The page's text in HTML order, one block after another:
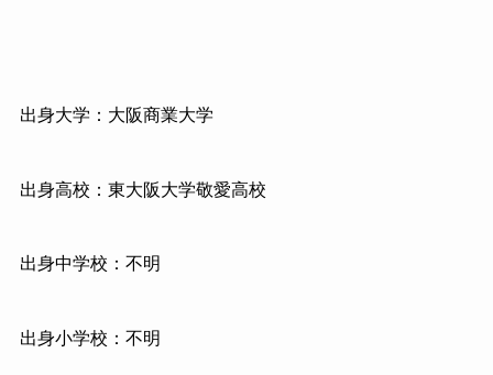
出身大学：大阪商業大学
出身高校：東大阪大学敬愛高校
出身中学校：不明
出身小学校：不明